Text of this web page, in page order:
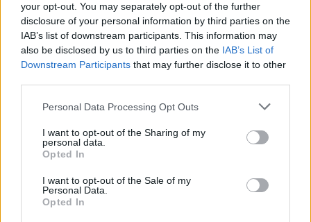
your opt-out. You may separately opt-out of the further
disclosure of your personal information by third parties on the
IAB’s list of downstream participants. This information may
also be disclosed by us to third parties on the IAB’s List of
Downstream Participants that may further disclose it to other
Please note that this website/app uses one or more Google
not limited to your visit or usage behaviour. You may click to
grant or deny consent to Google and its third-party tags to
use your data for below specified purposes in below Google
consent section.
Personal Data Processing Opt Outs
I want to opt-out of the Sharing of my
personal data.
Opted In
I want to opt-out of the Sale of my
Personal Data.
Opted In
AUTORE
Staff